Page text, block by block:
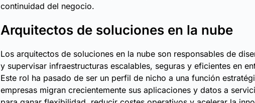
continuidad del negocio.
Arquitectos de soluciones en la nube
Los arquitectos de soluciones en la nube son responsables de
y supervisar infraestructuras escalables, seguras y eficientes en
Este rol ha pasado de ser un perfil de nicho a una función
empresas migran crecientemente sus aplicaciones y datos a